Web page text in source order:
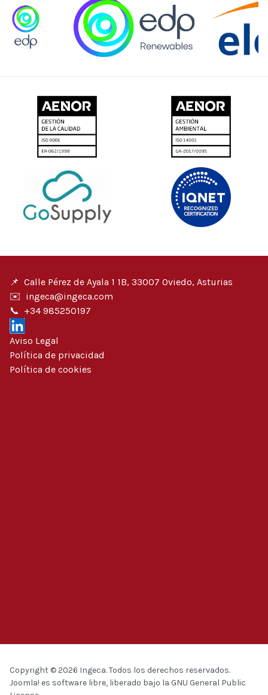
📌 Calle Pérez de Ayala 1 1B, 33007 Oviedo, Asturias
✉️ ingeca@ingeca.com
📞 +34 985250197
Aviso Legal
Política de privacidad
Política de cookies
Copyright © 2026 Ingeca. Todos los derechos reservados.
Joomla! es software libre, liberado bajo la GNU General Public